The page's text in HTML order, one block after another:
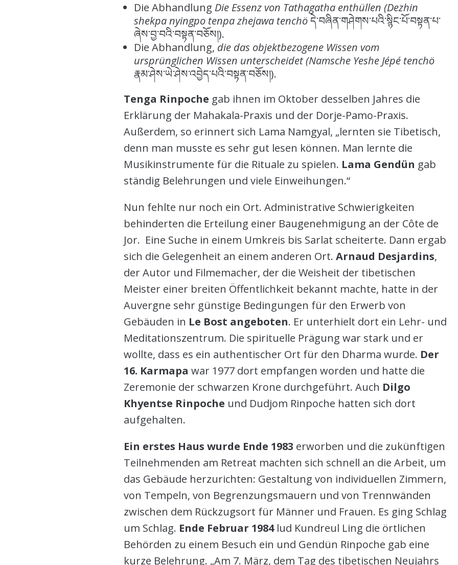
Die Abhandlung Die Essenz von Tathagatha enthüllen (Dezhin
shekpa nyingpo tenpa zhejawa tenchöདེ་བཞིན་གཤེགས་པའི་སྙིང་པོ་བསྟན་པ་
ཞེས་བྱ་བའི་བསྟན་བཅོས།).
Die Abhandlung, die das objektbezogene Wissen vom
ursprünglichen Wissen unterscheidet (Namsche Yeshe Jépé tenchö
རྣམ་ཤེས་ཡེ་ཤེས་འབྱེད་པའི་བསྟན་བཅོས།).
Tenga Rinpoche gab ihnen im Oktober desselben Jahres die
Erklärung der Mahakala-Praxis und der Dorje-Pamo-Praxis.
Außerdem, so erinnert sich Lama Namgyal, „lernten sie Tibetisch,
denn man musste es sehr gut lesen können. Man lernte die
Musikinstrumente für die Rituale zu spielen. Lama Gendün gab
ständig Belehrungen und viele Einweihungen.“
Nun fehlte nur noch ein Ort. Administrative Schwierigkeiten
behinderten die Erteilung einer Baugenehmigung an der Côte de
Jor. Eine Suche in einem Umkreis bis Sarlat scheiterte. Dann ergab
sich die Gelegenheit an einem anderen Ort. Arnaud Desjardins,
der Autor und Filmemacher, der die Weisheit der tibetischen
Meister einer breiten Öffentlichkeit bekannt machte, hatte in der
Auvergne sehr günstige Bedingungen für den Erwerb von
Gebäuden in Le Bost angeboten. Er unterhielt dort ein Lehr- und
Meditationszentrum. Die spirituelle Prägung war stark und er
wollte, dass es ein authentischer Ort für den Dharma wurde. Der
16. Karmapa war 1977 dort empfangen worden und hatte die
Zeremonie der schwarzen Krone durchgeführt. Auch Dilgo
Khyentse Rinpoche und Dudjom Rinpoche hatten sich dort
aufgehalten.
Ein erstes Haus wurde Ende 1983 erworben und die zukünftigen
Teilnehmenden am Retreat machten sich schnell an die Arbeit, um
das Gebäude herzurichten: Gestaltung von individuellen Zimmern,
von Tempeln, von Begrenzungsmauern und von Trennwänden
zwischen dem Rückzugsort für Männer und Frauen. Es ging Schlag
um Schlag. Ende Februar 1984lud Kundreul Ling die örtlichen
Behörden zu einem Besuch ein und Gendün Rinpoche gab eine
kurze Belehrung. „Am 7. März, dem Tag des tibetischen Neujahrs